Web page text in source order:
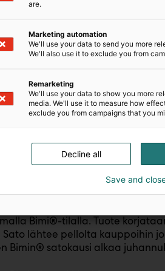
laatua Pohjois-Savosta
Bimi® kasvaa Pohjois-Savon
Bimi®-tilalla. Tuote
Sato lähtee pellolta kauppoihin
Bimin® satokausi alkaa
are.
Marketing automation
We'll use your data to send you more
We'll also use it to exclude you from
Remarketing
We'll use your data to show you more
media. We'll use it to measure how
exclude you from campaigns that you
Decline all
Save and